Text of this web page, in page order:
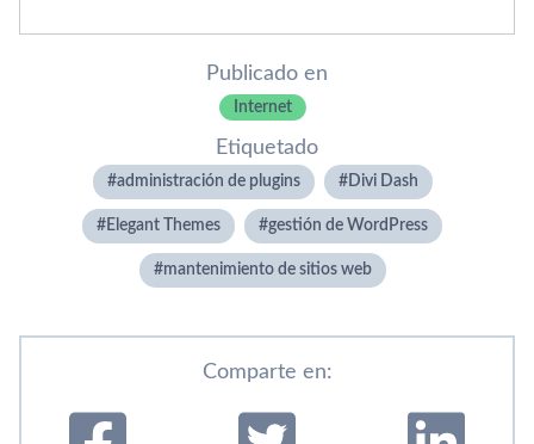
Publicado en
Internet
Etiquetado
administración de plugins Divi Dash
Elegant Themes gestión de WordPress
mantenimiento de sitios web
Comparte en: